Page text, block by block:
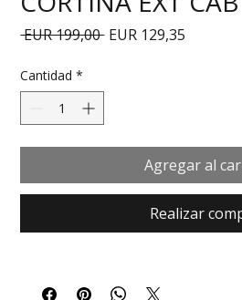
EUR 199,00 Precio
EUR 129,35
Cantidad *
Agregar al
Realizar